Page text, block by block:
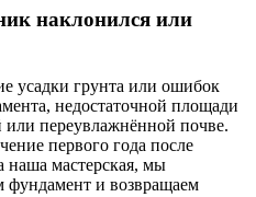
наклонился или
усадки грунта или ошибок
недостаточной площади
или переувлажнённой почве.
первого года после
наша мастерская, мы
фундамент и возвращаем